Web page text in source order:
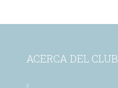
ACERCA DEL CLUB